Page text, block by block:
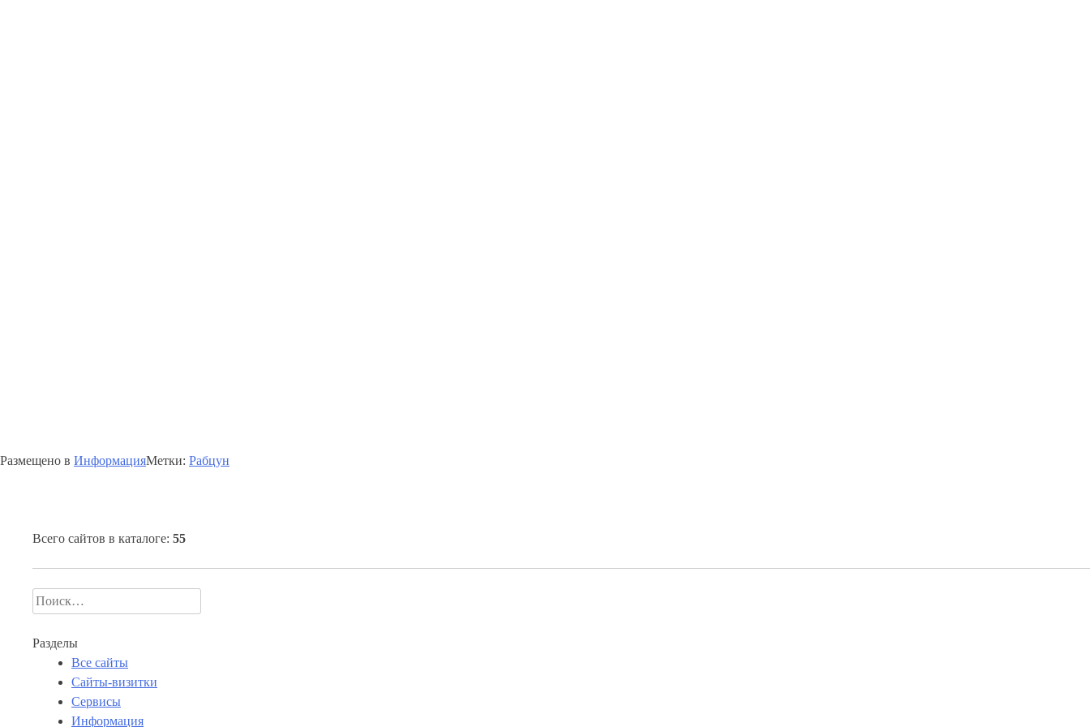
Размещено в ИнформацияМетки: Рабцун
Всего сайтов в каталоге: 55
Найти:
Разделы
Все сайты
Сайты-визитки
Сервисы
Информация